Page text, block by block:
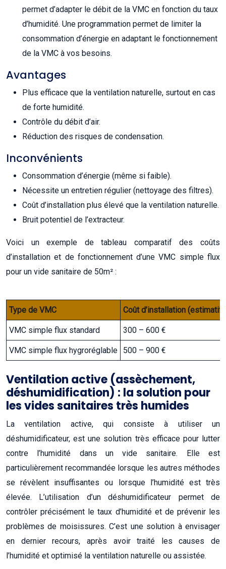
permet d’adapter le débit de la VMC en fonction du taux
d’humidité. Une programmation permet de limiter la
consommation d’énergie en adaptant le fonctionnement
de la VMC à vos besoins.
Avantages
Plus efficace que la ventilation naturelle, surtout en cas
de forte humidité.
Contrôle du débit d’air.
Réduction des risques de condensation.
Inconvénients
Consommation d’énergie (même si faible).
Nécessite un entretien régulier (nettoyage des filtres).
Coût d’installation plus élevé que la ventilation naturelle.
Bruit potentiel de l’extracteur.
Voici un exemple de tableau comparatif des coûts
d’installation et de fonctionnement d’une VMC simple flux
pour un vide sanitaire de 50m² :
Type de VMC Coût d’installation (estimatif)
VMC simple flux standard 300 – 600 €
VMC simple flux hygroréglable 500 – 900 €
Ventilation active (assèchement,
déshumidification) : la solution pour
les vides sanitaires très humides
La ventilation active, qui consiste à utiliser un
déshumidificateur, est une solution très efficace pour lutter
contre l’humidité dans un vide sanitaire. Elle est
particulièrement recommandée lorsque les autres méthodes
se révèlent insuffisantes ou lorsque l’humidité est très
élevée. L’utilisation d’un déshumidificateur permet de
contrôler précisément le taux d’humidité et de prévenir les
problèmes de moisissures. C’est une solution à envisager
en dernier recours, après avoir traité les causes de
l’humidité et optimisé la ventilation naturelle ou assistée.